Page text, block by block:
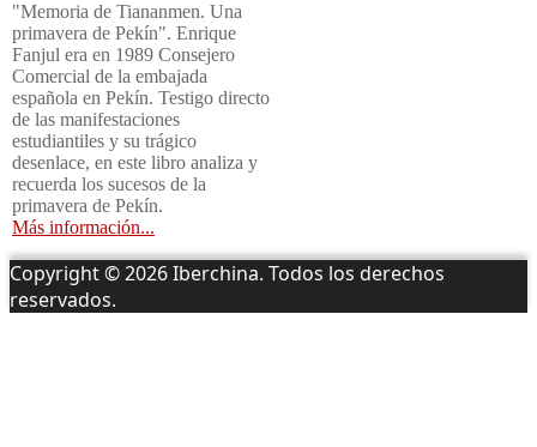
"Memoria de Tiananmen. Una
primavera de Pekín". Enrique
Fanjul era en 1989 Consejero
Comercial de la embajada
española en Pekín. Testigo directo
de las manifestaciones
estudiantiles y su trágico
desenlace, en este libro analiza y
recuerda los sucesos de la
primavera de Pekín.
Más información...
Copyright © 2026 Iberchina. Todos los derechos
reservados.